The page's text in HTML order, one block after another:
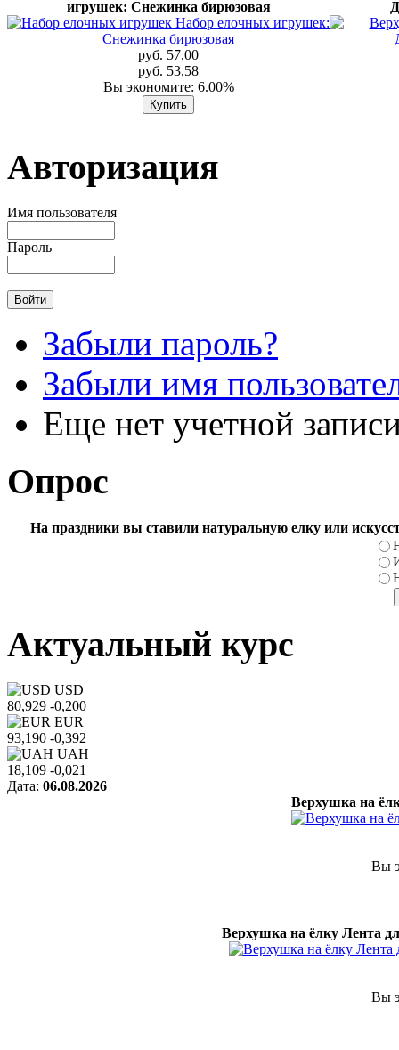
игрушек: Снежинка бирюзовая
руб. 57,00
руб. 53,58
Вы экономите: 6.00%
Авторизация
Имя пользователя
Пароль
Забыли пароль?
Забыли имя
Еще нет учетной
Опрос
На праздники вы ставили натуральную елку или
Актуальный курс
USD
80,929 -0,200
EUR
93,190 -0,392
UAH
18,109 -0,021
Дата: 06.08.2026
Верхушка на
Вы
Верхушка на ёлку Лента
Вы